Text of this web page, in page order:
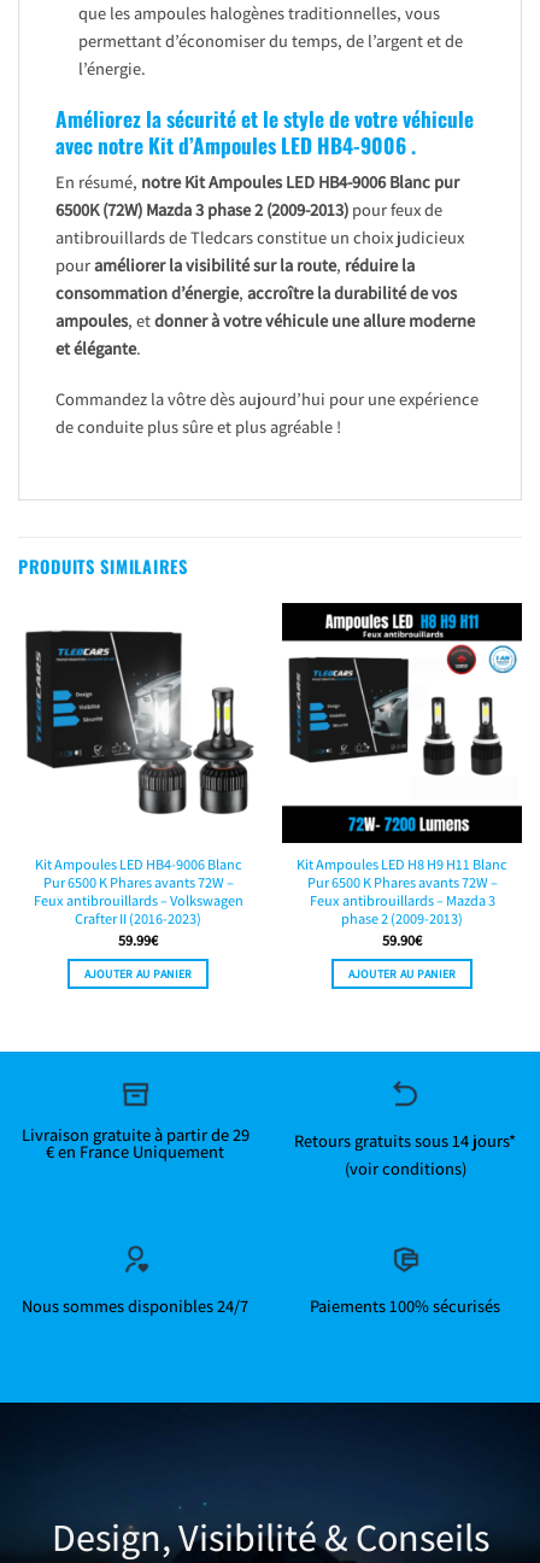
que les ampoules halogènes traditionnelles, vous
permettant d’économiser du temps, de l’argent et de
l’énergie.
Améliorez la sécurité et le style de votre véhicule
avec notre Kit d’Ampoules LED HB4-9006 .
En résumé, notre Kit Ampoules LED HB4-9006 Blanc pur
6500K (72W) Mazda 3 phase 2 (2009-2013) pour feux de
antibrouillards de Tledcars constitue un choix judicieux
pouraméliorer la visibilité sur la route, réduire la
consommation d’énergie, accroître la durabilité de vos
ampoules, etdonner à votre véhicule une allure moderne
et élégante.
Commandez la vôtre dès aujourd’hui pour une expérience
de conduite plus sûre et plus agréable !
PRODUITS SIMILAIRES
Kit Ampoules LED HB4-9006 Blanc
Pur 6500 K Phares avants 72W –
Feux antibrouillards – Volkswagen
Crafter II (2016-2023)
59.99€
AJOUTER AU PANIER
Kit Ampoules LED H8 H9 H11 Blanc
Pur 6500 K Phares avants 72W –
Feux antibrouillards – Mazda 3
phase 2 (2009-2013)
59.90€
AJOUTER AU PANIER
Livraison gratuite à partir de 29
€ en France Uniquement
Retours gratuits sous 14 jours*
(voir conditions)
Nous sommes disponibles 24/7 Paiements 100% sécurisés
Design, Visibilité & Conseils